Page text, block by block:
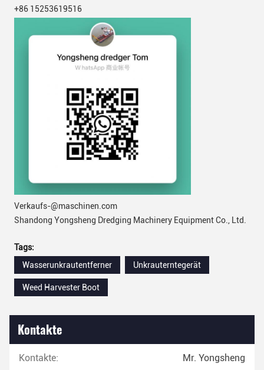
+86 15253619516
Verkaufs-@maschinen.com
Shandong Yongsheng Dredging Machinery Equipment Co., Ltd.
Tags:
Wasserunkrautentferner
Unkrauterntegerät
Weed Harvester Boot
Kontakte
Kontakte: Mr. Yongsheng